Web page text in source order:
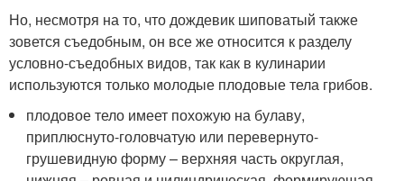
Но, несмотря на то, что дождевик шиповатый также
зовется съедобным, он все же относится к разделу
условно-съедобных видов, так как в кулинарии
используются только молодые плодовые тела грибов.
плодовое тело имеет похожую на булаву,
приплюснуто-головчатую или перевернуто-
грушевидную форму – верхняя часть округлая,